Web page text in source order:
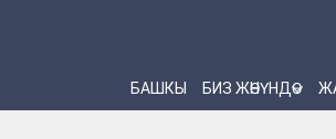
БАШКЫ БИЗ ЖӨНҮНДӨ